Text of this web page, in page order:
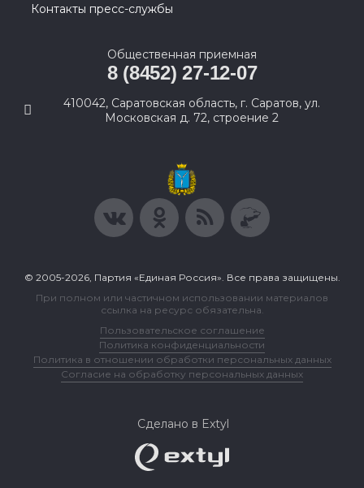
Контакты пресс-службы
Общественная приемная
8 (8452) 27-12-07
410042, Саратовская область, г. Саратов, ул.
Московская д. 72, строение 2
© 2005-2026, Партия «Единая Россия». Все права защищены.
При полном или частичном использовании материалов
ссылка на ресурс обязательна.
Пользовательское соглашение
Политика конфиденциальности
Политика в отношении обработки персональных данных
Согласие на обработку персональных данных
Сделано в Extyl